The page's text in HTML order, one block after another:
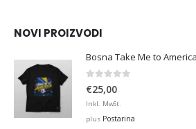
NOVI PROIZVODI
Bosna Take Me to
0 out of 5
€25,00
Inkl. MwSt.
plus Postarina